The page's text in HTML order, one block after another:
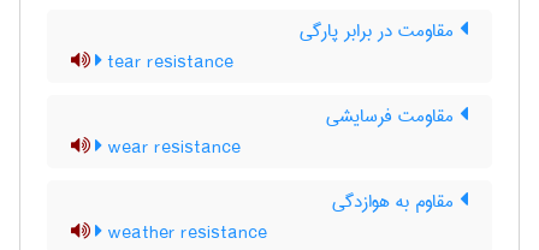
مقاومت در برابر پارگی
tear resistance
مقاومت فرسایشی
wear resistance
مقاوم به هوازدگی
weather resistance